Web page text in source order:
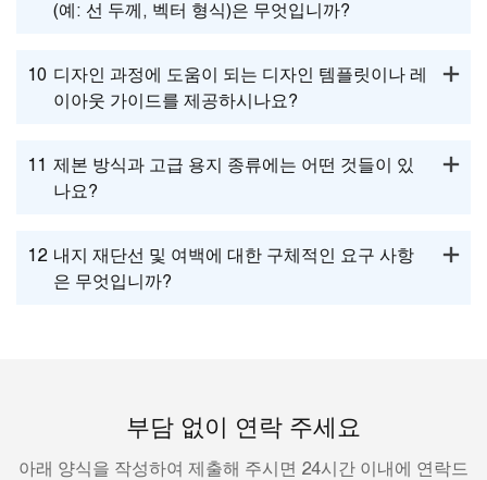
(예: 선 두께, 벡터 형식)은 무엇입니까?
10 디자인 과정에 도움이 되는 디자인 템플릿이나 레
이아웃 가이드를 제공하시나요?
11 제본 방식과 고급 용지 종류에는 어떤 것들이 있
나요?
12 내지 재단선 및 여백에 대한 구체적인 요구 사항
은 무엇입니까?
부담 없이 연락 주세요
아래 양식을 작성하여 제출해 주시면 24시간 이내에 연락드